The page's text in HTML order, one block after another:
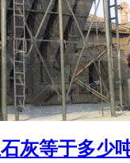
灰等于多少